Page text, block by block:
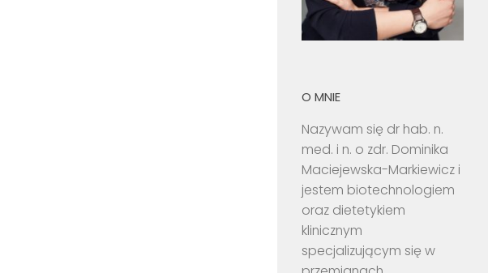
O MNIE
Nazywam się dr hab. n.
med. i n. o zdr. Dominika
Maciejewska-Markiewicz i
jestem biotechnologiem
oraz dietetykiem
klinicznym
specjalizującym się w